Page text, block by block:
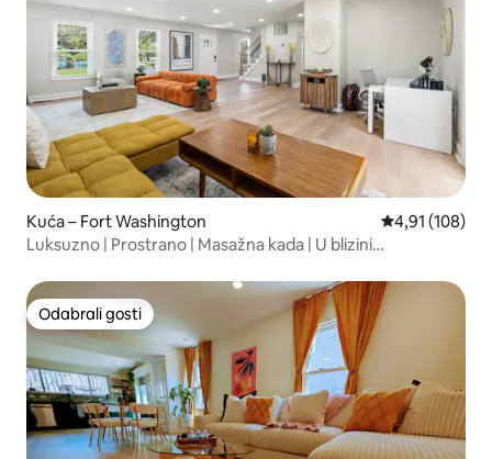
Kuća – Fort Washington Prosječna
4,91 (108)
Luksuzno | Prostrano | Masažna kada | U blizini
Odabrali gosti
Odabrali gosti